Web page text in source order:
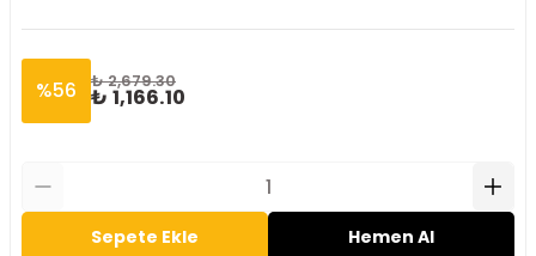
%56 ₺ 2,679.30
₺ 1,166.10
Sepete Ekle Hemen Al